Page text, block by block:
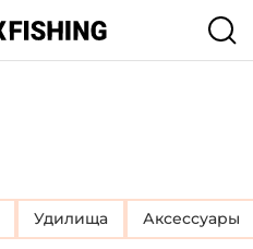
Удилища Аксессуары